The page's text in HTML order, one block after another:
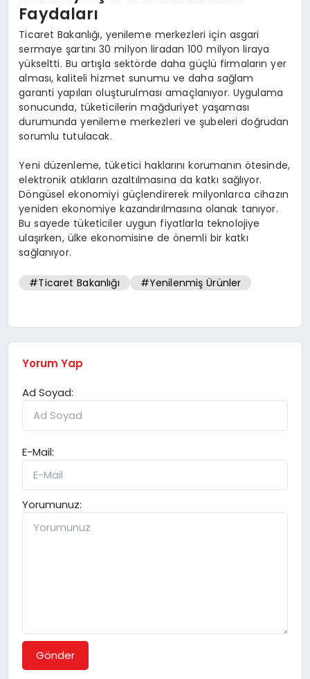
Faydaları
Ticaret Bakanlığı, yenileme merkezleri için asgari
sermaye şartını 30 milyon liradan 100 milyon liraya
yükseltti. Bu artışla sektörde daha güçlü firmaların yer
alması, kaliteli hizmet sunumu ve daha sağlam
garanti yapıları oluşturulması amaçlanıyor. Uygulama
sonucunda, tüketicilerin mağduriyet yaşaması
durumunda yenileme merkezleri ve şubeleri doğrudan
sorumlu tutulacak.
Yeni düzenleme, tüketici haklarını korumanın ötesinde,
elektronik atıkların azaltılmasına da katkı sağlıyor.
Döngüsel ekonomiyi güçlendirerek milyonlarca cihazın
yeniden ekonomiye kazandırılmasına olanak tanıyor.
Bu sayede tüketiciler uygun fiyatlarla teknolojiye
ulaşırken, ülke ekonomisine de önemli bir katkı
sağlanıyor.
#Ticaret Bakanlığı #Yenilenmiş Ürünler
Yorum Yap
Ad Soyad:
E-Mail:
Yorumunuz:
Gönder